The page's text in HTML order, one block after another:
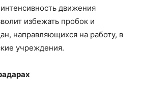
движения
избежать пробок и
направляющихся на работу, в
учреждения.